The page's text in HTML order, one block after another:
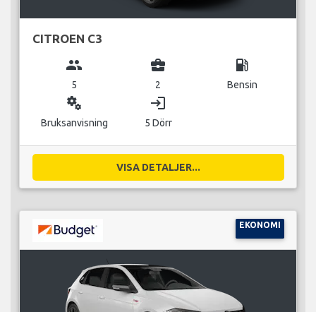
CITROEN C3
group
5
business_center
2
local_gas_station
Bensin
miscellaneous_services
Bruksanvisning
login
5 Dörr
VISA DETALJER...
EKONOMI